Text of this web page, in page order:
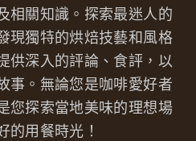
相關知識。探索最迷人的
現獨特的烘焙技藝和風格
供深入的評論、食評，以
事。無論您是咖啡愛好者
您探索當地美味的理想場
的用餐時光！